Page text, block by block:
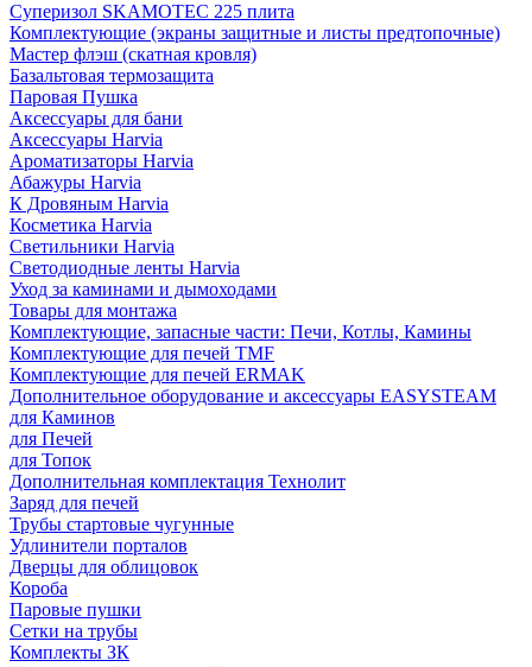
Суперизол SKAMOTEC 225 плита
Комплектующие (экраны защитные и листы предтопочные)
Мастер флэш (скатная кровля)
Базальтовая термозащита
Паровая Пушка
Аксессуары для бани
Аксессуары Harvia
Ароматизаторы Harvia
Абажуры Harvia
К Дровяным Harvia
Косметика Harvia
Светильники Harvia
Светодиодные ленты Harvia
Уход за каминами и дымоходами
Товары для монтажа
Комплектующие, запасные части: Печи, Котлы, Камины
Комплектующие для печей TMF
Комплектующие для печей ERMAK
Дополнительное оборудование и аксессуары EASYSTEAM
для Каминов
для Печей
для Топок
Дополнительная комплектация Технолит
Заряд для печей
Трубы стартовые чугунные
Удлинители порталов
Дверцы для облицовок
Короба
Паровые пушки
Сетки на трубы
Комплекты ЗК